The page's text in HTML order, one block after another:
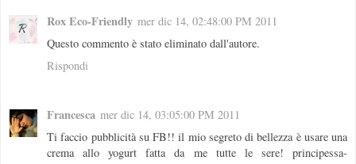
Rox Eco-Friendly mer dic 14, 02:48:00 PM 2011
Questo commento è stato eliminato dall'autore.
Rispondi
Francesca mer dic 14, 03:05:00 PM 2011
Ti faccio pubblicità su FB!! il mio segreto di bellezza è usare una
crema allo yogurt fatta da me tutte le sere! principessa-